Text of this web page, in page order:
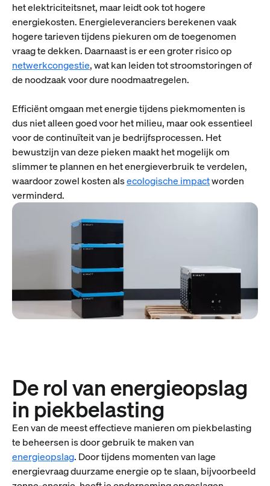
het elektriciteitsnet, maar leidt ook tot hogere
energiekosten. Energieleveranciers berekenen vaak
hogere tarieven tijdens piekuren om de toegenomen
vraag te dekken. Daarnaast is er een groter risico op
netwerkcongestie, wat kan leiden tot stroomstoringen of
de noodzaak voor dure noodmaatregelen.
Efficiënt omgaan met energie tijdens piekmomenten is
dus niet alleen goed voor het milieu, maar ook essentieel
voor de continuïteit van je bedrijfsprocessen. Het
bewustzijn van deze pieken maakt het mogelijk om
slimmer te plannen en het energieverbruik te verdelen,
waardoor zowel kosten alsecologische impactworden
verminderd.
De rol van energieopslag
in piekbelasting
Een van de meest effectieve manieren om piekbelasting
te beheersen is door gebruik te maken van
energieopslag. Door tijdens momenten van lage
energievraag duurzame energie op te slaan, bijvoorbeeld